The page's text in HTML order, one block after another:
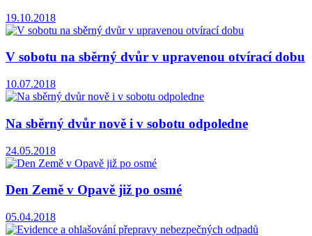
19.10.2018
V sobotu na sběrný dvůr v upravenou otvírací dobu
10.07.2018
Na sběrný dvůr nově i v sobotu odpoledne
24.05.2018
Den Země v Opavě již po osmé
05.04.2018